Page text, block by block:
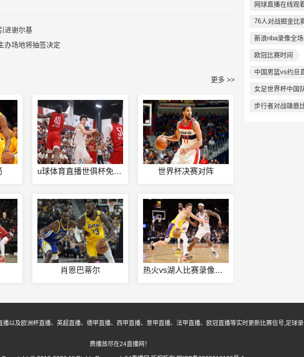
进谢尔基
办场地将抽签决定
更多 >>
u球体育直播世俱杯免费在线 世界杯决赛对阵
肖恩巴蒂尔 热火vs湖人比赛录像回放
网球直播在线观
76人对战掘金比
新浪nba录像全
欧冠比赛时间
中国男篮vs约旦
女足世界杯中国
步行者对战雄鹿
以及欧洲杯直播、英超直播、德甲直播、西甲直播、意甲直播、法甲直播、欧冠直播等实时更新比赛信号,足球
费播放尽在24直播网！